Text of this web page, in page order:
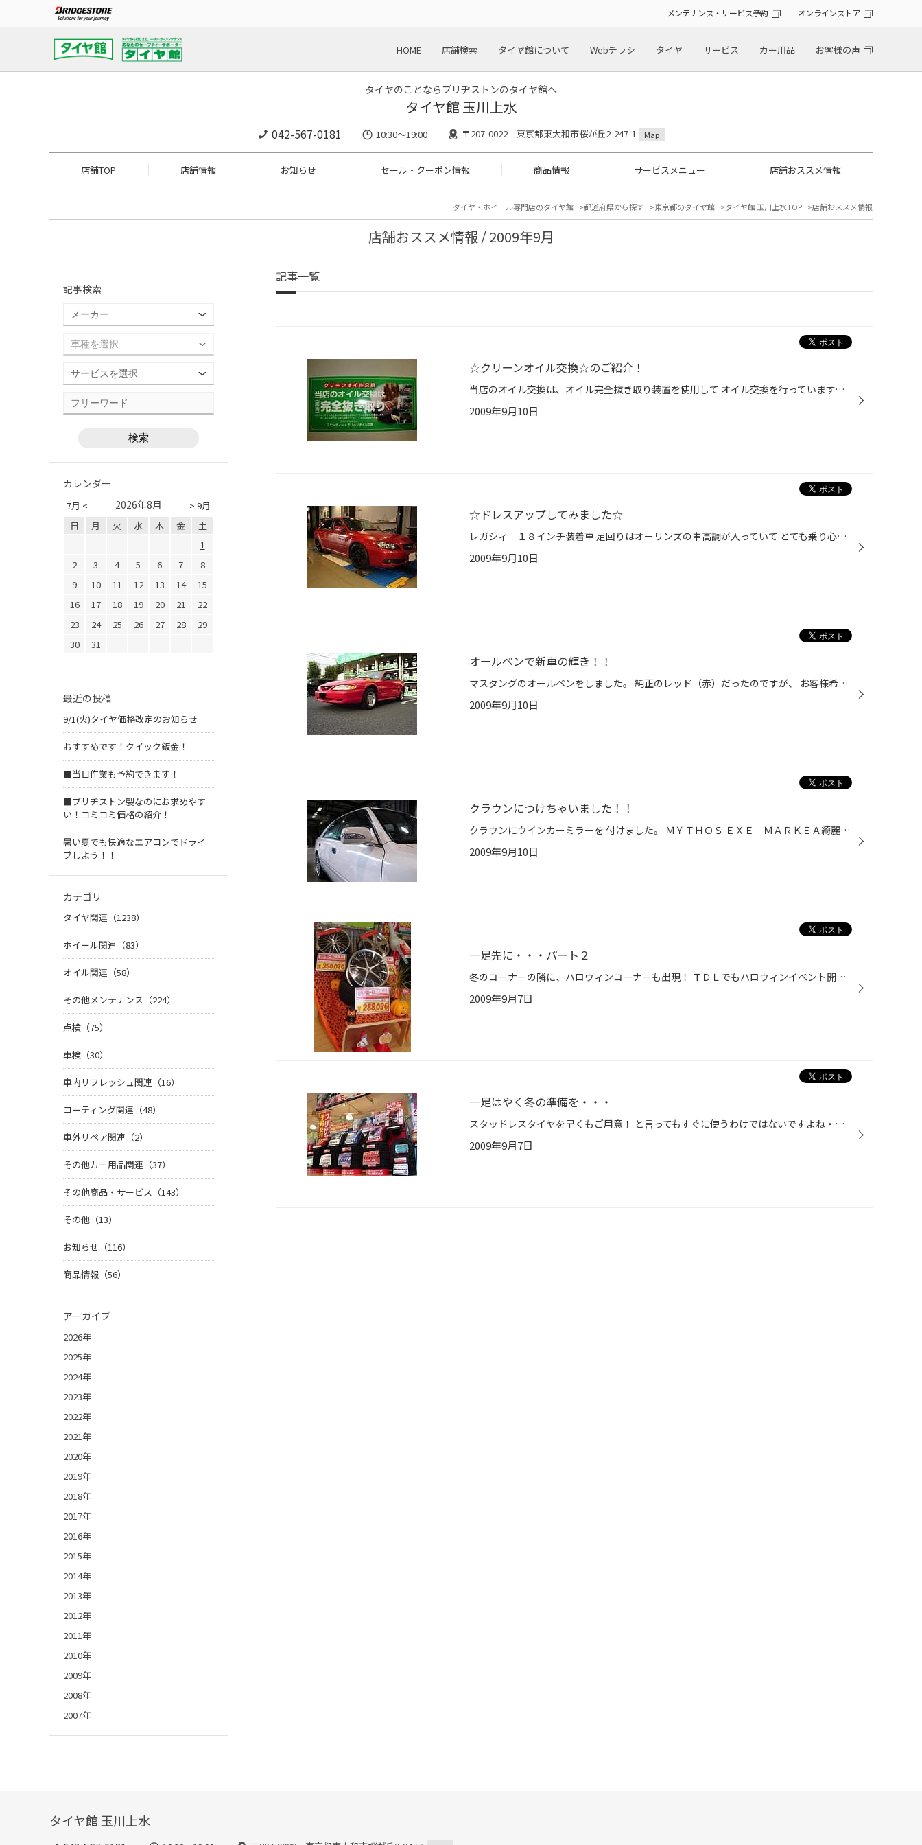
メンテナンス・サービス予約 オンラインストア
HOME 店舗検索 タイヤ館について Webチラシ タイヤ サービス カー用品 お客様の声
タイヤのことならブリヂストンのタイヤ館へ
タイヤ館 玉川上水
042-567-0181 10:30～19:00 〒207-0022 東京都東大和市桜が丘2-247-1 Map
店舗TOP 店舗情報 お知らせ セール・クーポン情報 商品情報 サービスメニュー 店舗おススメ情報
タイヤ・ホイール専門店のタイヤ館 都道府県から探す 東京都のタイヤ館 タイヤ館 玉川上水TOP 店舗おススメ情報
店舗おススメ情報 / 2009年9月
記事一覧
☆クリーンオイル交換☆のご紹介！
当店のオイル交換は、オイル完全抜き取り装置を使用して オイル交換を行っています。 従来のオイル交換では、オイルパンの形状により古いオイルが そのまま残ってしまい完全に抜き取ることが出来ませんでした。 抜き取り装置を使用することで、古いオイルをできる限り 残すことなく、しかも短時間で...
2009年9月10日
☆ドレスアップしてみました☆
レガシィ １８インチ装着車 足回りはオーリンズの車高調が入っていて とても乗り心地がグットです。 タイヤホイールは１８インチ プロドライブのＧＣ ０５Ｋ タイヤはＲＥ－０５０ ２１５/４５Ｒ１８ タイヤホイールも軽くなってとても良かったそうです。
2009年9月10日
オールペンで新車の輝き！！
マスタングのオールペンをしました。 純正のレッド（赤）だったのですが、 お客様希望により フェラーリレッドにオールペンしました。 ものすごく綺麗な赤に仕上がりました。 自分の車もオールペンしたくなるような仕上がりで お客様も満足して頂きました。 塗装希望の方 当店スタッフまでご相談く...
2009年9月10日
クラウンにつけちゃいました！！
クラウンにウインカーミラーを 付けました。 ＭＹＴＨＯＳ ＥＸＥ ＭＡＲＫＥＡ綺麗に付きました。
2009年9月10日
一足先に・・・パート２
冬のコーナーの隣に、ハロウィンコーナーも出現！ ＴＤＬでもハロウィンイベント開催とのことなので タイヤ館もオレンジ色にしちゃいました。 ちょっと早いですが、ハッピーハロウィン、スタートです！！
2009年9月7日
一足はやく冬の準備を・・・
スタッドレスタイヤを早くもご用意！ と言ってもすぐに使うわけではないですよね・・・ 当店では、スタッドレスタイヤの早期予約を受けつけております。 最新作のＲＥＶＯ ＧＺからＲＥＶＯ２、ＳＵＶ用ＤＭーＶ１、トラック用ＲＥＶＯ９６９など実際にご覧いただけます。
2009年9月7日
記事検索
カレンダー
7月 < > 9月
2026年8月
日 月 火 水 木 金
土
1
2
3 4 5 6 7
8
9
10 11 12 13 14
15
16
17 18 19 20 21
22
23
24 25 26 27 28
29
30
31
最近の投稿
9/1(火)タイヤ価格改定のお知らせ
おすすめです！クイック鈑金！
■当日作業も予約できます！
■ブリヂストン製なのにお求めやす
い！コミコミ価格の紹介！
暑い夏でも快適なエアコンでドライ
ブしよう！！
カテゴリ
タイヤ関連（1238）
ホイール関連（83）
オイル関連（58）
その他メンテナンス（224）
点検（75）
車検（30）
車内リフレッシュ関連（16）
コーティング関連（48）
車外リペア関連（2）
その他カー用品関連（37）
その他商品・サービス（143）
その他（13）
お知らせ（116）
商品情報（56）
アーカイブ
2026年
2025年
2024年
2023年
2022年
2021年
2020年
2019年
2018年
2017年
2016年
2015年
2014年
2013年
2012年
2011年
2010年
2009年
2008年
2007年
タイヤ館 玉川上水